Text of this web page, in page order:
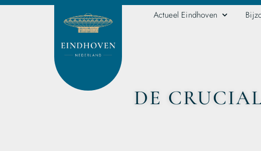
Actueel Eindhoven
DE